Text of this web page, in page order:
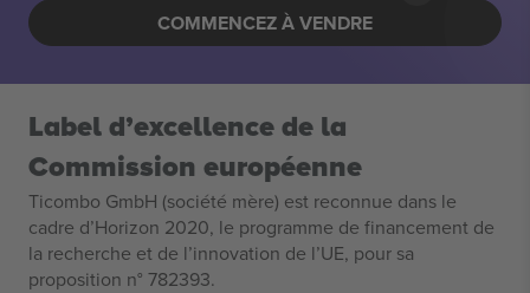
COMMENCEZ À VENDRE
Label d’excellence de la
Commission européenne
Ticombo GmbH (société mère) est reconnue dans le
cadre d’Horizon 2020, le programme de financement de
la recherche et de l’innovation de l’UE, pour sa
proposition n° 782393.